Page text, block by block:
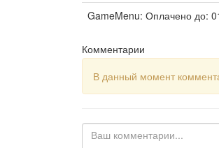
GameMenu: Оплачено до:
Комментарии
В данный момент